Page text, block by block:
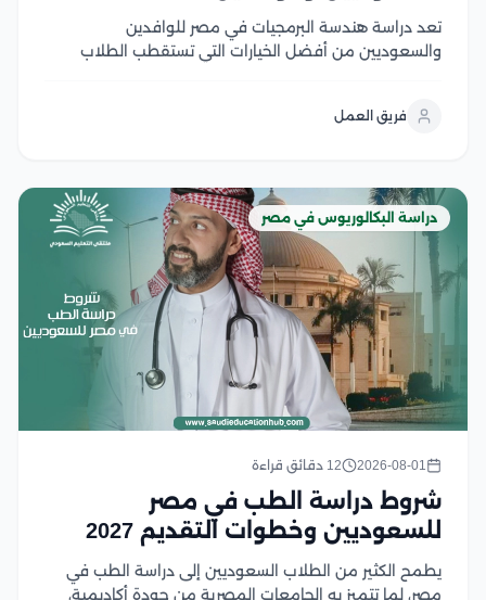
تعد دراسة هندسة البرمجيات في مصر للوافدين
والسعوديين من أفضل الخيارات التي تستقطب الطلاب
الوظيفية محليًا ودوليًا، وتوفر الجامعات المصرية برامج
فريق العمل
دراسة البكالوريوس في مصر
2026-08-01 12 دقائق قراءة
شروط دراسة الطب في مصر
للسعوديين وخطوات التقديم 2027
يطمح الكثير من الطلاب السعوديين إلى دراسة الطب في
مصر، لما تتميز به الجامعات المصرية من جودة أكاديمية،